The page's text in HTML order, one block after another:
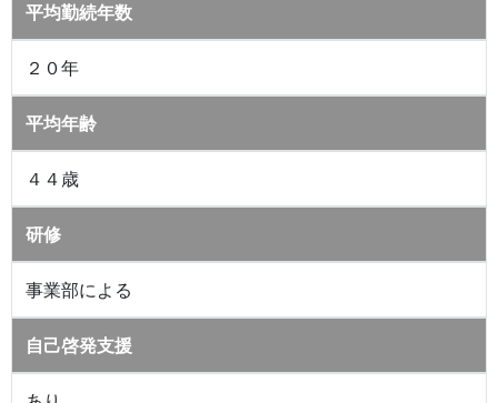
平均勤続年数
２０年
平均年齢
４４歳
研修
事業部による
自己啓発支援